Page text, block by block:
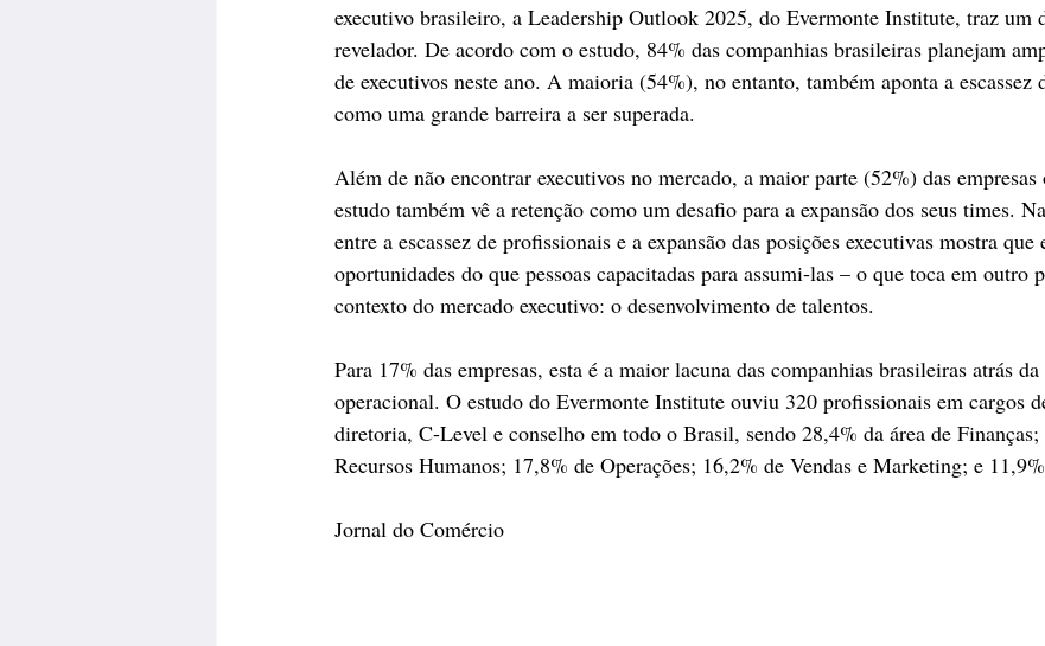
executivo brasileiro, a Leadership Outlook 2025, do Evermonte Institute, traz um
revelador. De acordo com o estudo, 84% das companhias brasileiras planejam
de executivos neste ano. A maioria (54%), no entanto, também aponta a escassez
como uma grande barreira a ser superada.
Além de não encontrar executivos no mercado, a maior parte (52%) das
estudo também vê a retenção como um desafio para a expansão dos seus times.
entre a escassez de profissionais e a expansão das posições executivas mostra que
oportunidades do que pessoas capacitadas para assumi-las – o que toca em outro
contexto do mercado executivo: o desenvolvimento de talentos.
Para 17% das empresas, esta é a maior lacuna das companhias brasileiras atrás
operacional. O estudo do Evermonte Institute ouviu 320 profissionais em cargos
diretoria, C-Level e conselho em todo o Brasil, sendo 28,4% da área de
Recursos Humanos; 17,8% de Operações; 16,2% de Vendas e Marketing; e
Jornal do Comércio